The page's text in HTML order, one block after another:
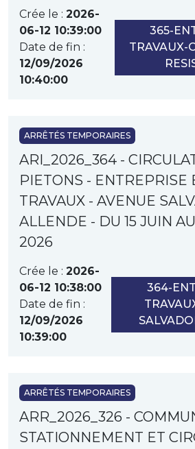
Crée le : 2026-
06-12 10:39:00
Date de fin :
12/09/2026
10:40:00
365-
TRAVAUX-
ARRÊTÉS TEMPORAIRES
ARI_2026_364 -
PIETONS - ENTREPRISE
TRAVAUX - AVENUE
ALLENDE - DU 15 JUIN
2026
Crée le : 2026-
06-12 10:38:00
Date de fin :
12/09/2026
10:39:00
364-
ARRÊTÉS TEMPORAIRES
ARR_2026_326 -
STATIONNEMENT ET